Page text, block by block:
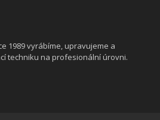
1989 vyrábíme, upravujeme a
techniku na profesionální úrovni.